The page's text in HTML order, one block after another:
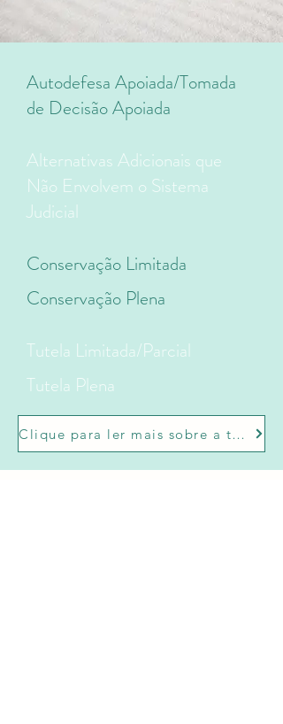
Autodefesa Apoiada/Tomada
de Decisão Apoiada
Alternativas Adicionais que
Não Envolvem o Sistema
Judicial
Conservação Limitada
Conservação Plena
Tutela Limitada/Parcial
Tutela Plena
Clique para ler mais sobre a tutela